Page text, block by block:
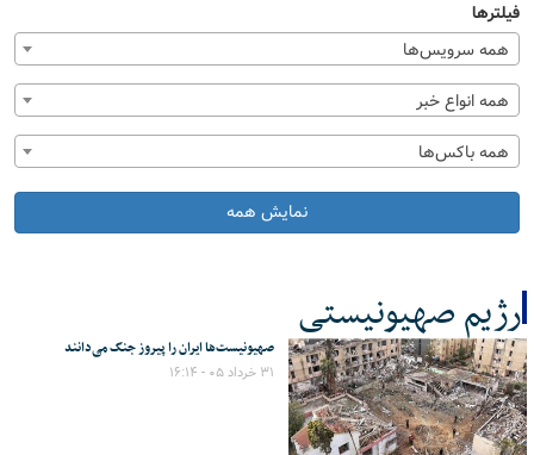
فیلترها
همه سرویس‌ها
همه انواع خبر
همه باکس‌ها
نمایش همه
رژیم صهیونیستی
کل اخبار:482 صهیونیست‌ها ایران را پیروز جنگ می‌دانند
۳۱ خرداد ۰۵ - ۱۶:۱۴